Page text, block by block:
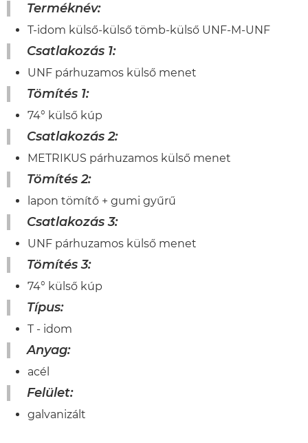
Terméknév:
T-idom külső-külső tömb-külső UNF-M-UNF
Csatlakozás 1:
UNF párhuzamos külső menet
Tömítés 1:
74° külső kúp
Csatlakozás 2:
METRIKUS párhuzamos külső menet
Tömítés 2:
lapon tömítő + gumi gyűrű
Csatlakozás 3:
UNF párhuzamos külső menet
Tömítés 3:
74° külső kúp
Típus:
T - idom
Anyag:
acél
Felület:
galvanizált